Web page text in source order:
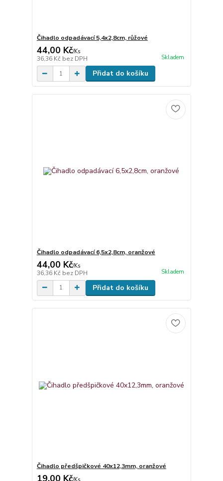
Čihadlo odpadávací 5,4x2,8cm, růžové
44,00 Kč/Ks
36,36 Kč bez DPH Skladem
Přidat do košíku
Čihadlo odpadávací 6,5x2,8cm, oranžové
44,00 Kč/Ks
36,36 Kč bez DPH Skladem
Přidat do košíku
Čihadlo předšpičkové 40x12,3mm, oranžové
19,00 Kč